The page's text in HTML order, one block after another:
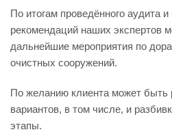
По итогам проведённого аудита
рекомендаций наших экспертов
дальнейшие мероприятия по
очистных сооружений.
По желанию клиента может быть
вариантов, в том числе, и
этапы.